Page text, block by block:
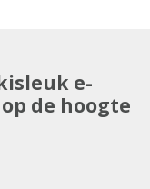
e-
de hoogte